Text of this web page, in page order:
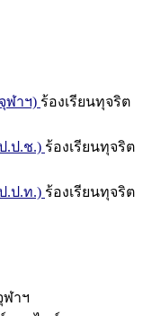
ฬาฯ) ร้องเรียนทุจริต
.ป.ช.) ร้องเรียนทุจริต
.ป.ท.) ร้องเรียนทุจริต
ฬาฯ